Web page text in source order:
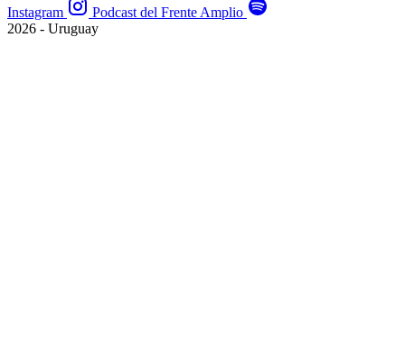
Instagram
Podcast del Frente Amplio
2026 - Uruguay